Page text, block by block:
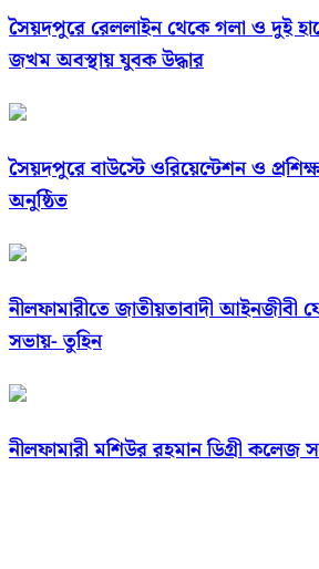
সৈয়দপুরে রেললাইন থেকে গলা ও দুই
জখম অবস্থায় যুবক উদ্ধার
সৈয়দপুরে বাউস্টে ওরিয়েন্টেশন ও
অনুষ্ঠিত
নীলফামারীতে জাতীয়তাবাদী আইনজীবী
সভায়- তুহিন
নীলফামারী মশিউর রহমান ডিগ্রী কলেজ